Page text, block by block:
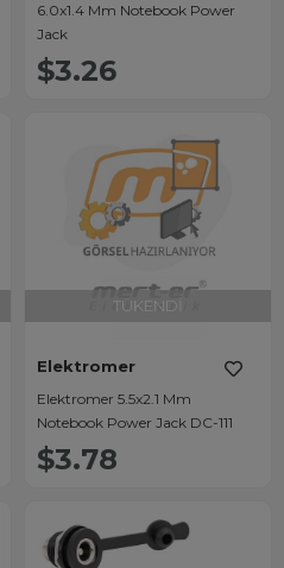
6.0x1.4 Mm Notebook Power
Jack
$3.26
TÜKENDI
Elektromer
Elektromer 5.5x2.1 Mm
Notebook Power Jack DC-111
$3.78